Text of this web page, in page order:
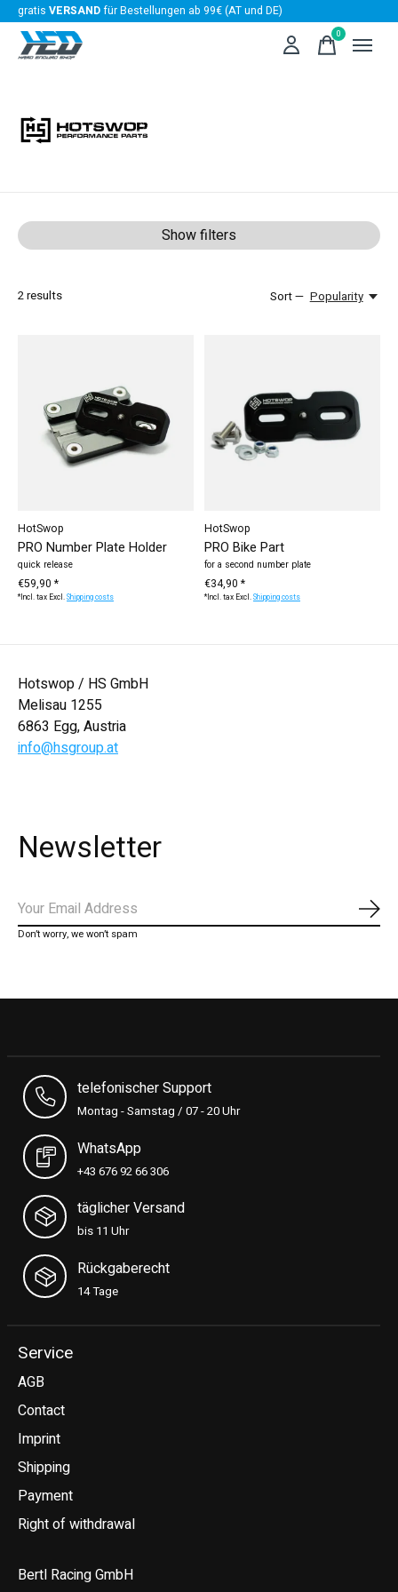
gratis VERSANDfür Bestellungen ab 99€ (AT und DE)
0items
HotSwop
Show filters
2results Sort — Popularity
HotSwop
PRO Number Plate Holder
quick release
€59,90 *
*Incl. tax Excl.Shipping costs
HotSwop
PRO Bike Part
for a second number plate
€34,90 *
*Incl. tax Excl.Shipping costs
Hotswop / HS GmbH
Melisau 1255
6863 Egg, Austria
info@hsgroup.at
Newsletter
Don’t worry, we won’t spam
telefonischer Support
Montag - Samstag / 07 - 20 Uhr
WhatsApp
+43 676 92 66 306
täglicher Versand
bis 11 Uhr
Rückgaberecht
14 Tage
Service
AGB
Contact
Imprint
Shipping
Payment
Right of withdrawal
Bertl Racing GmbH